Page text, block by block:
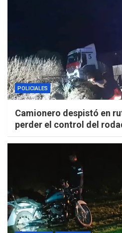
POLICIALES
Camionero despistó en
perder el control del